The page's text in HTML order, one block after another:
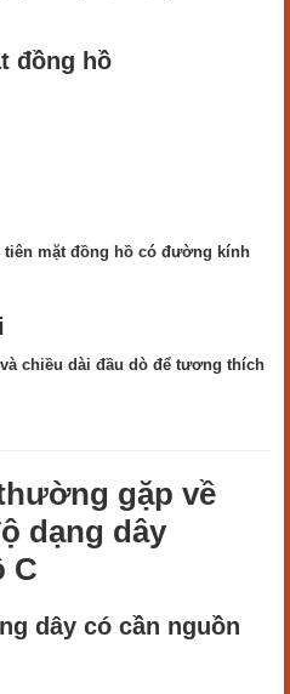
đồng hồ
tiên mặt đồng hồ có đường kính
chiều dài đầu dò để tương thích
gặp về
dạng dây
C
dây có cần nguồn